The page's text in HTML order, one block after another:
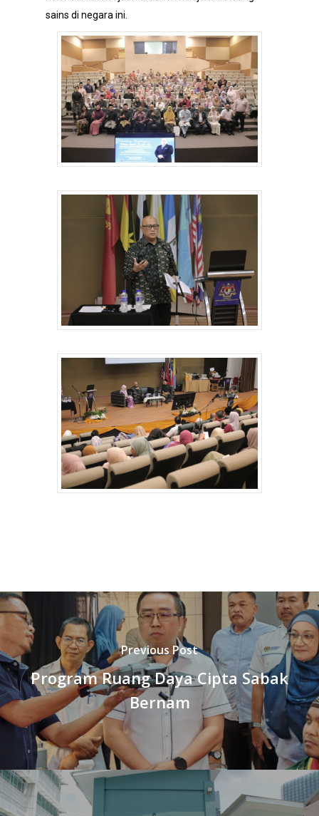
sains di negara ini.
Previous Post
Program Ruang Daya Cipta Sabak
Bernam